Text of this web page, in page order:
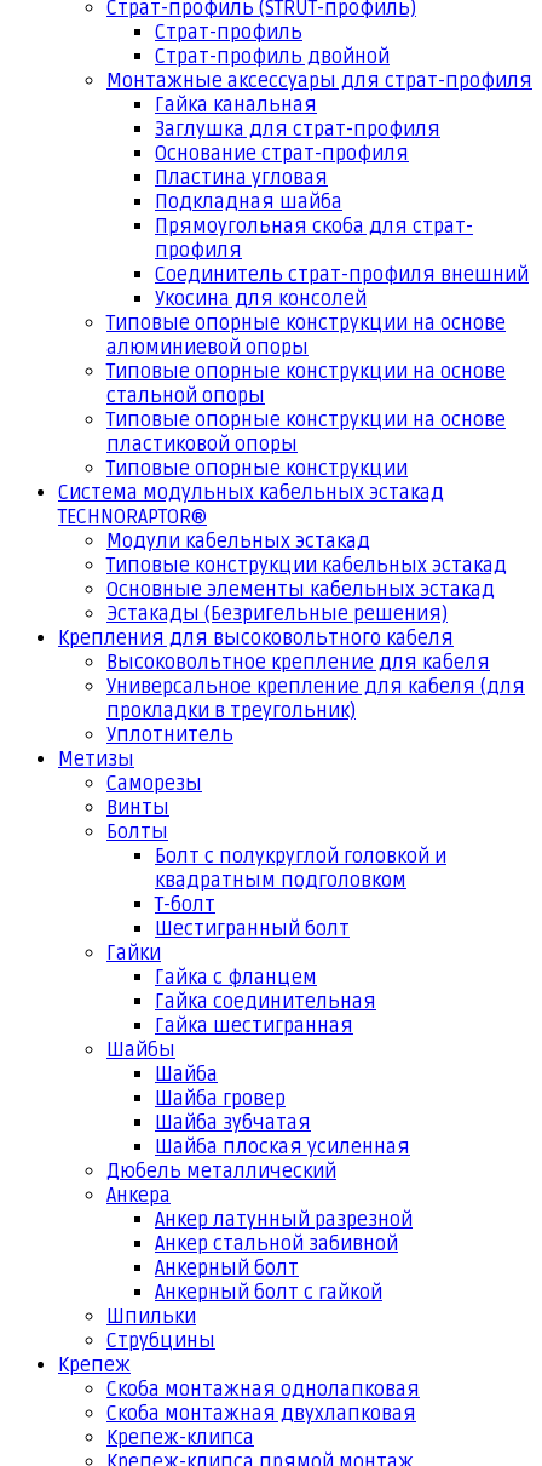
Страт-профиль (STRUT-профиль)
Страт-профиль
Страт-профиль двойной
Монтажные аксессуары для страт-профиля
Гайка канальная
Заглушка для страт-профиля
Основание страт-профиля
Пластина угловая
Подкладная шайба
Прямоугольная скоба для страт-
профиля
Соединитель страт-профиля внешний
Укосина для консолей
Типовые опорные конструкции на основе
алюминиевой опоры
Типовые опорные конструкции на основе
стальной опоры
Типовые опорные конструкции на основе
пластиковой опоры
Типовые опорные конструкции
Система модульных кабельных эстакад
TECHNORAPTOR®
Модули кабельных эстакад
Типовые конструкции кабельных эстакад
Основные элементы кабельных эстакад
Эстакады (Безригельные решения)
Крепления для высоковольтного кабеля
Высоковольтное крепление для кабеля
Универсальное крепление для кабеля (для
прокладки в треугольник)
Уплотнитель
Метизы
Саморезы
Винты
Болты
Болт с полукруглой головкой и
квадратным подголовком
Т-болт
Шестигранный болт
Гайки
Гайка с фланцем
Гайка соединительная
Гайка шестигранная
Шайбы
Шайба
Шайба гровер
Шайба зубчатая
Шайба плоская усиленная
Дюбель металлический
Анкера
Анкер латунный разрезной
Анкер стальной забивной
Анкерный болт
Анкерный болт с гайкой
Шпильки
Струбцины
Крепеж
Скоба монтажная однолапковая
Скоба монтажная двухлапковая
Крепеж-клипса